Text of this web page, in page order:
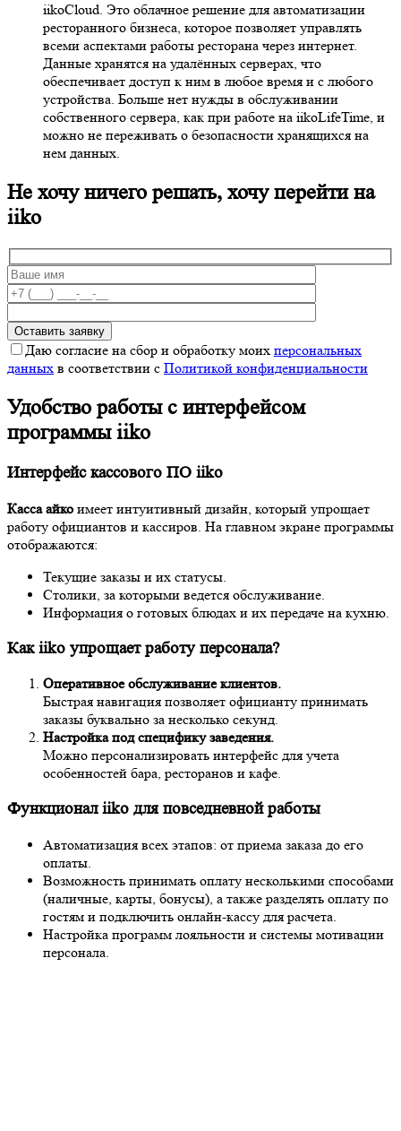
iikoCloud. Это облачное решение для автоматизации
ресторанного бизнеса, которое позволяет управлять
всеми аспектами работы ресторана через интернет.
Данные хранятся на удалённых серверах, что
обеспечивает доступ к ним в любое время и с любого
устройства. Больше нет нужды в обслуживании
собственного сервера, как при работе на iikoLifeTime, и
можно не переживать о безопасности хранящихся на
нем данных.
Не хочу ничего решать, хочу перейти на
iiko
Даю согласие на сбор и обработку моих персональных
данных в соответствии с Политикой конфиденциальности
Удобство работы с интерфейсом
программы iiko
Интерфейс кассового ПО iiko
Касса айко имеет интуитивный дизайн, который упрощает
работу официантов и кассиров. На главном экране программы
отображаются:
Текущие заказы и их статусы.
Столики, за которыми ведется обслуживание.
Информация о готовых блюдах и их передаче на кухню.
Как iiko упрощает работу персонала?
Оперативное обслуживание клиентов.
Быстрая навигация позволяет официанту принимать
заказы буквально за несколько секунд.
Настройка под специфику заведения.
Можно персонализировать интерфейс для учета
особенностей бара, ресторанов и кафе.
Функционал iiko для повседневной работы
Автоматизация всех этапов: от приема заказа до его
оплаты.
Возможность принимать оплату несколькими способами
(наличные, карты, бонусы), а также разделять оплату по
гостям и подключить онлайн-кассу для расчета.
Настройка программ лояльности и системы мотивации
персонала.